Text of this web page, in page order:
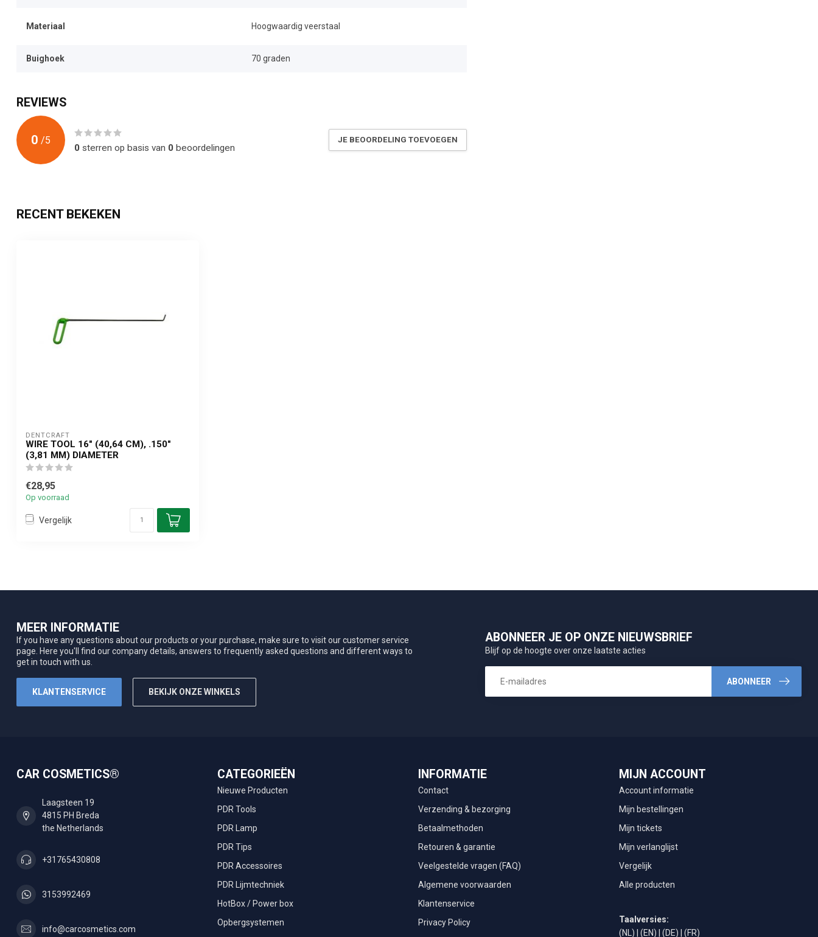
Materiaal Hoogwaardig veerstaal
Buighoek 70 graden
REVIEWS
0 /5
0 sterren op basis van 0 beoordelingen
JE BEOORDELING TOEVOEGEN
RECENT BEKEKEN
DENTCRAFT
WIRE TOOL 16" (40,64 CM), .150"
(3,81 MM) DIAMETER
€28,95
Op voorraad
Vergelijk
MEER INFORMATIE
If you have any questions about our products or your purchase, make sure to visit our customer service
page. Here you'll find our company details, answers to frequently asked questions and different ways to
get in touch with us.
KLANTENSERVICE BEKIJK ONZE WINKELS
ABONNEER JE OP ONZE NIEUWSBRIEF
Blijf op de hoogte over onze laatste acties
ABONNEER
CAR COSMETICS®
Laagsteen 19
4815 PH Breda
the Netherlands
+31765430808
3153992469
info@carcosmetics.com
CATEGORIEËN
Nieuwe Producten
PDR Tools
PDR Lamp
PDR Tips
PDR Accessoires
PDR Lijmtechniek
HotBox / Power box
Opbergsystemen
INFORMATIE
Contact
Verzending & bezorging
Betaalmethoden
Retouren & garantie
Veelgestelde vragen (FAQ)
Algemene voorwaarden
Klantenservice
Privacy Policy
MIJN ACCOUNT
Account informatie
Mijn bestellingen
Mijn tickets
Mijn verlanglijst
Vergelijk
Alle producten
Taalversies:
(NL)
(EN) (DE) (FR)